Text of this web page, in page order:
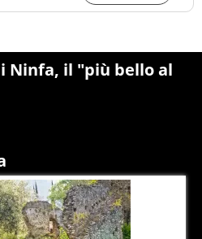
Ninfa, il "più bello al